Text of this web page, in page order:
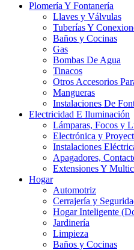
Plomería Y Fontanería
Llaves y Válvulas
Tuberías Y
Baños y Cocinas
Gas
Bombas De Agua
Tinacos
Otros Accesorios
Mangueras
Instalaciones De
Electricidad E Iluminación
Lámparas, Focos y
Electrónica y
Instalaciones
Apagadores,
Extensiones Y
Hogar
Automotriz
Cerrajería y
Hogar Inteligente
Jardinería
Limpieza
Baños y Cocinas